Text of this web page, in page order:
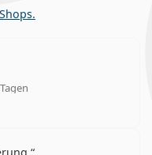
5 aus 5